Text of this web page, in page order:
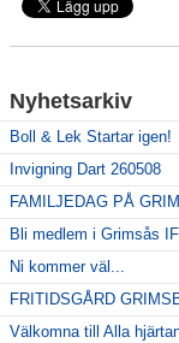
GDPR
Nyhetsarkiv
Boll & Lek Startar igen!
Invigning Dart 260508
FAMILJEDAG PÅ
Bli medlem i Grimsås IF
Ni kommer väl...
FRITIDSGÅRD
Välkomna till Alla